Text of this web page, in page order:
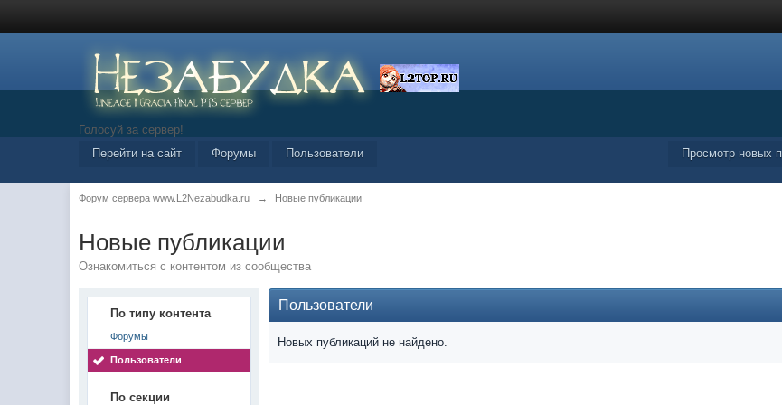
Голосуй за сервер!
Просмотр новых
Перейти на сайт Форумы Пользователи
Форум сервера www.L2Nezabudka.ru → Новые публикации
Новые публикации
Ознакомиться с контентом из сообщества
По типу контента
Форумы
Пользователи
По секции
Пользователи
Новых публикаций не найдено.